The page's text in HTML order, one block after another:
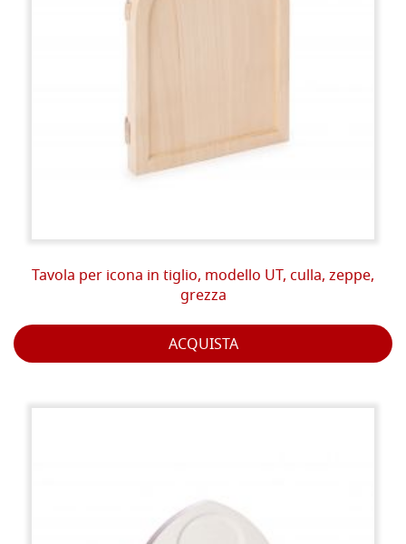
Tavola per icona in tiglio, modello UT, culla, zeppe,
grezza
ACQUISTA